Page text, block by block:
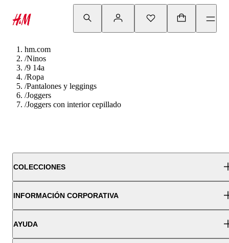
hm.com
/Ninos
/9 14a
/Ropa
/Pantalones y leggings
/Joggers
/Joggers con interior cepillado
COLECCIONES
INFORMACIÓN CORPORATIVA
AYUDA